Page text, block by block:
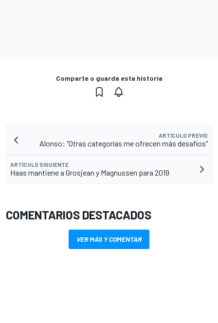
Comparte o guarda esta historia
ARTÍCULO PREVIO
Alonso: "Otras categorías me ofrecen más desafíos"
ARTÍCULO SIGUIENTE
Haas mantiene a Grosjean y Magnussen para 2019
COMENTARIOS DESTACADOS
VER MÁS Y COMENTAR